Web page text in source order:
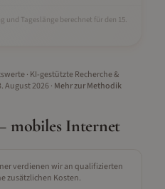
Tageslänge berechnet für den 15.
· KI-gestützte Recherche &
August 2026· Mehr zur Methodik
mobiles Internet
verdienen wir an qualifizierten
zusätzlichen Kosten.